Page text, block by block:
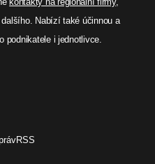
Nabízí také účinnou a
podnikatele i jednotlivce.
RSS